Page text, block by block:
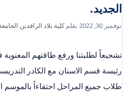
الجديد.
نوفمبر 30, 2022 بقلمكلية بلاد الرافدين
تشجيعاً لطلبتنا ورفع طاقتهم المعنوية
رئيسة قسم الاسنان مع الكادر
طلاب جميع المراحل احتفاءاً بالموسم